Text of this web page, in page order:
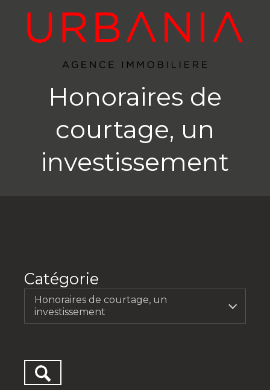
Honoraires de
courtage, un
investissement
Catégorie
Honoraires de courtage, un
investissement